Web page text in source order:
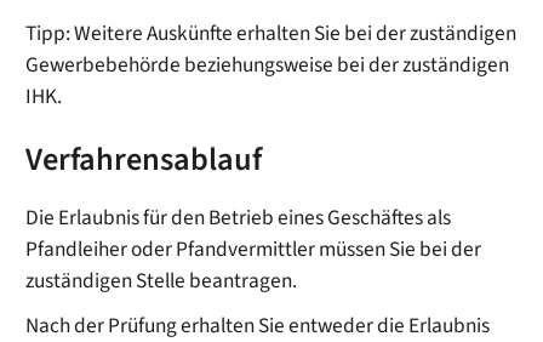
Tipp: Weitere Auskünfte erhalten Sie bei der zuständigen
Gewerbebehörde beziehungsweise bei der zuständigen
IHK.
Verfahrensablauf
Die Erlaubnis für den Betrieb eines Geschäftes als
Pfandleiher oder Pfandvermittler müssen Sie bei der
zuständigen Stelle beantragen.
Nach der Prüfung erhalten Sie entweder die Erlaubnis